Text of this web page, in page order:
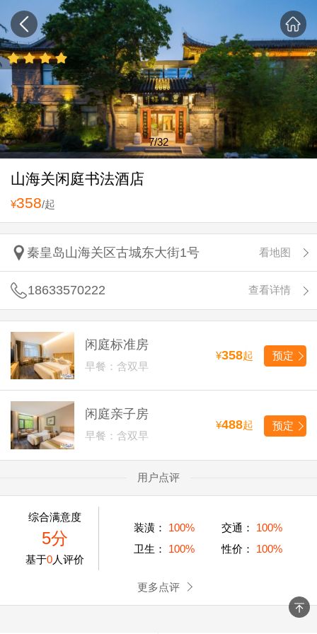
7/32
山海关闲庭书法酒店
¥358/起
秦皇岛山海关区古城东大街1号 看地图
18633570222 查看详情
闲庭标准房
早餐：含双早
¥358起 预定
闲庭亲子房
早餐：含双早
¥488起 预定
用户点评
综合满意度
5分
基于0人评价
装潢： 100% 交通：
100%
卫生：
100% 性价： 100%
更多点评